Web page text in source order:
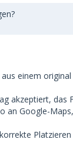
einem
akzeptiert, das
an Google-